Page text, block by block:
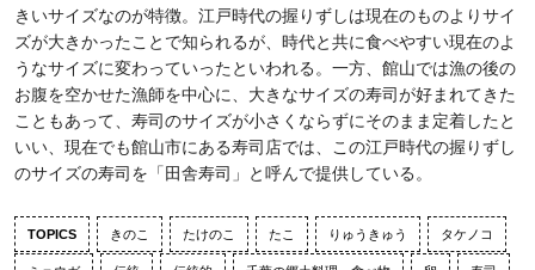
きいサイズなのが特徴。江戸時代の握りずしは現在のものよりサイ
ズが大きかったことで知られるが、時代と共に食べやすい現在のよ
うなサイズに変わっていったといわれる。一方、館山では漁の後の
お腹を空かせた漁師を中心に、大きなサイズの寿司が好まれてきた
こともあって、寿司のサイズが小さくならずにそのまま定着したと
いい、現在でも館山市にある寿司店では、この江戸時代の握りずし
のサイズの寿司を「田舎寿司」と呼んで提供している。
TOPICS きのこ たけのこ たこ りゅうきゅう タケノコ